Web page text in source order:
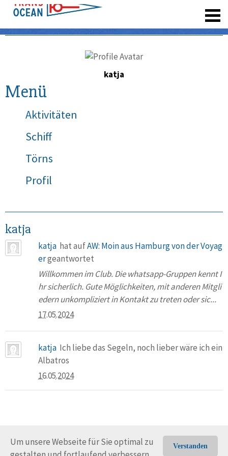
Verstanden
Um unsere Webseite für Sie optimal zu
katja
Menü
Aktivitäten
Schiff
Törns
Profil
katja
katja hat aufAW: Moin aus Hamburg von der Voyag
ergeantwortet
Willkommen im Club. Die whatsapp-Gruppen kennt I
hr sicherlich. Gute Möglichkeiten, mit anderen Mitgli
edern unkompliziert in Kontakt zu treten oder sic...
17.05.2024
katja Ich liebe das Segeln, noch lieber wäre ich ein
Albatros
16.05.2024